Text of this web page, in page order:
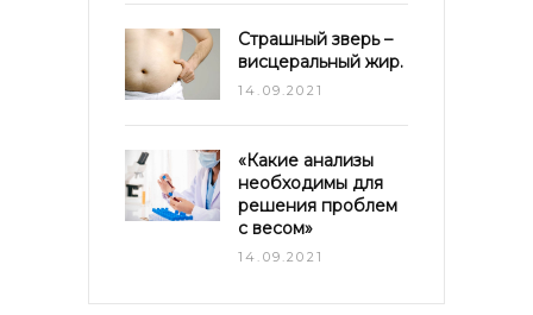
Страшный зверь –
висцеральный жир.
14.09.2021
«Какие анализы
необходимы для
решения проблем
с весом»
14.09.2021